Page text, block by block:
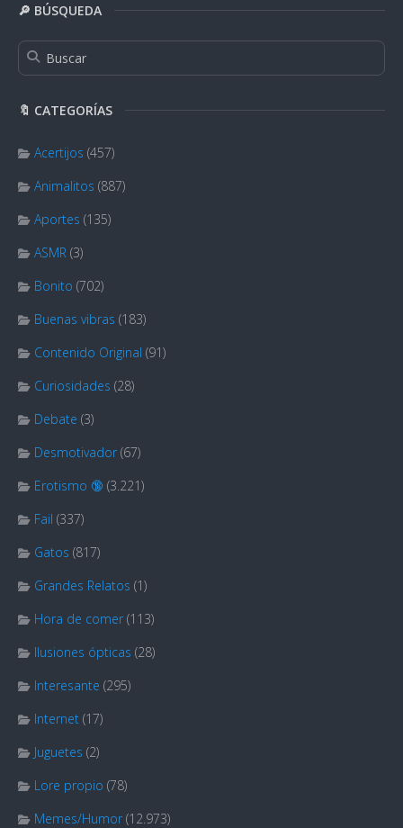
🔎 BÚSQUEDA
🔖 CATEGORÍAS
Acertijos (457)
Animalitos (887)
Aportes (135)
ASMR (3)
Bonito (702)
Buenas vibras (183)
Contenido Original (91)
Curiosidades (28)
Debate (3)
Desmotivador (67)
Erotismo 🔞 (3.221)
Fail (337)
Gatos (817)
Grandes Relatos (1)
Hora de comer (113)
Ilusiones ópticas (28)
Interesante (295)
Internet (17)
Juguetes (2)
Lore propio (78)
Memes/Humor (12.973)